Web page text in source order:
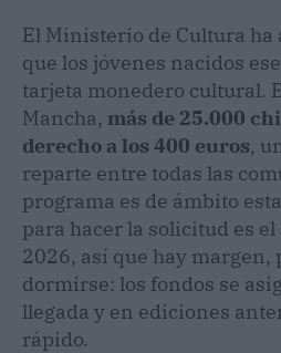
El Ministerio de Cultura ha
que los jóvenes nacidos
tarjeta monedero cultural.
Mancha, más de 25.000
derecho a los 400 euros,
reparte entre todas las
programa es de ámbito
para hacer la solicitud es
2026, así que hay margen,
dormirse: los fondos se
llegada y en ediciones
rápido.